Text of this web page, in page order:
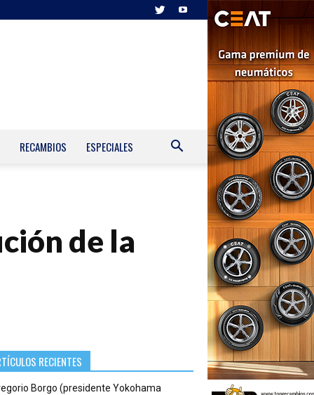
RECAMBIOS ESPECIALES
de la
RECIENTES
Borgo (presidente Yokohama